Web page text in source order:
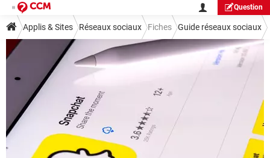
Question
Applis & Sites Réseaux sociaux Fiches Guide réseaux sociaux